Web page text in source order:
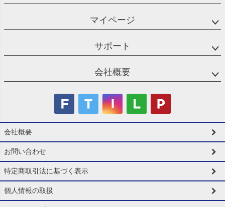
マイページ
サポート
会社概要
会社概要
お問い合わせ
特定商取引法に基づく表示
個人情報の取扱